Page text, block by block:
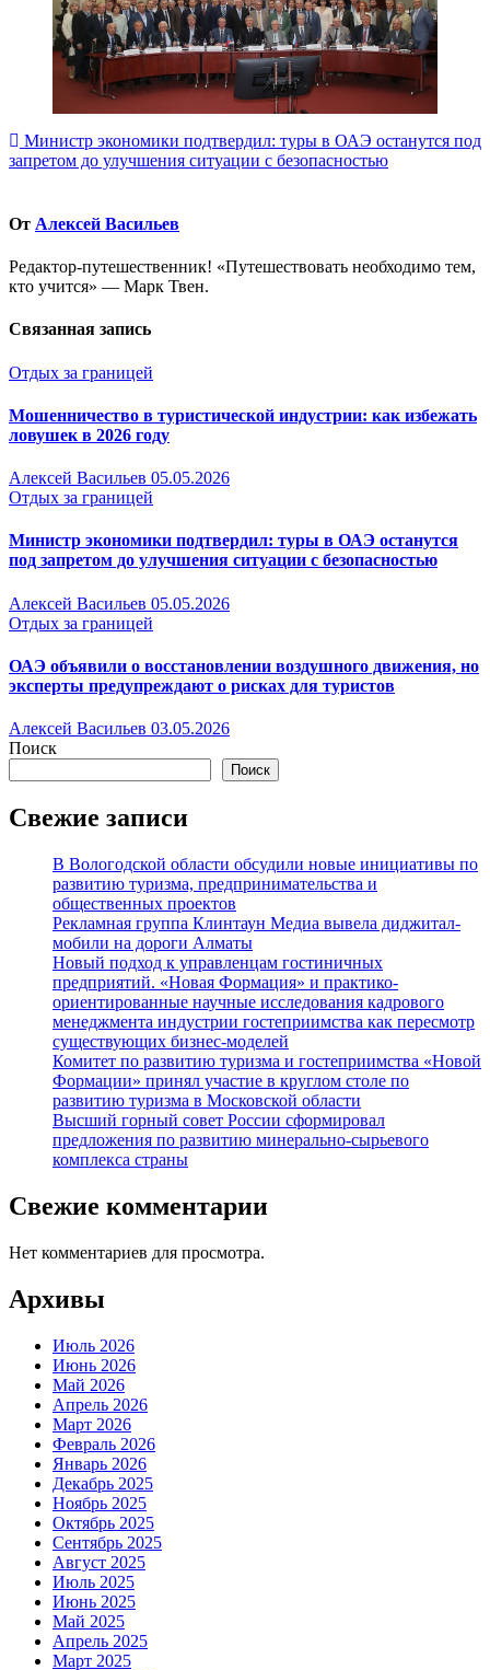
Навигация
по
Министр экономики подтвердил: туры в ОАЭ останутся под
запретом до улучшения ситуации с безопасностью
От Алексей Васильев
Редактор-путешественник! «Путешествовать необходимо тем,
кто учится» — Марк Твен.
Связанная запись
Отдых за границей
Мошенничество в туристической индустрии: как избежать
ловушек в 2026 году
Алексей Васильев 05.05.2026
Отдых за границей
Министр экономики подтвердил: туры в ОАЭ останутся
под запретом до улучшения ситуации с безопасностью
Алексей Васильев 05.05.2026
Отдых за границей
ОАЭ объявили о восстановлении воздушного движения, но
эксперты предупреждают о рисках для туристов
Алексей Васильев 03.05.2026
Поиск
Поиск
Свежие записи
В Вологодской области обсудили новые инициативы по
развитию туризма, предпринимательства и
общественных проектов
Рекламная группа Клинтаун Медиа вывела диджитал-
мобили на дороги Алматы
Новый подход к управленцам гостиничных
предприятий. «Новая Формация» и практико-
ориентированные научные исследования кадрового
менеджмента индустрии гостеприимства как пересмотр
существующих бизнес-моделей
Комитет по развитию туризма и гостеприимства «Новой
Формации» принял участие в круглом столе по
развитию туризма в Московской области
Высший горный совет России сформировал
предложения по развитию минерально-сырьевого
комплекса страны
Свежие комментарии
Нет комментариев для просмотра.
Архивы
Июль 2026
Июнь 2026
Май 2026
Апрель 2026
Март 2026
Февраль 2026
Январь 2026
Декабрь 2025
Ноябрь 2025
Октябрь 2025
Сентябрь 2025
Август 2025
Июль 2025
Июнь 2025
Май 2025
Апрель 2025
Март 2025